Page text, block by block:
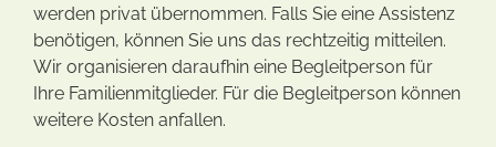
werden privat übernommen. Falls Sie eine Assistenz
benötigen, können Sie uns das rechtzeitig mitteilen.
Wir organisieren daraufhin eine Begleitperson für
Ihre Familienmitglieder. Für die Begleitperson können
weitere Kosten anfallen.